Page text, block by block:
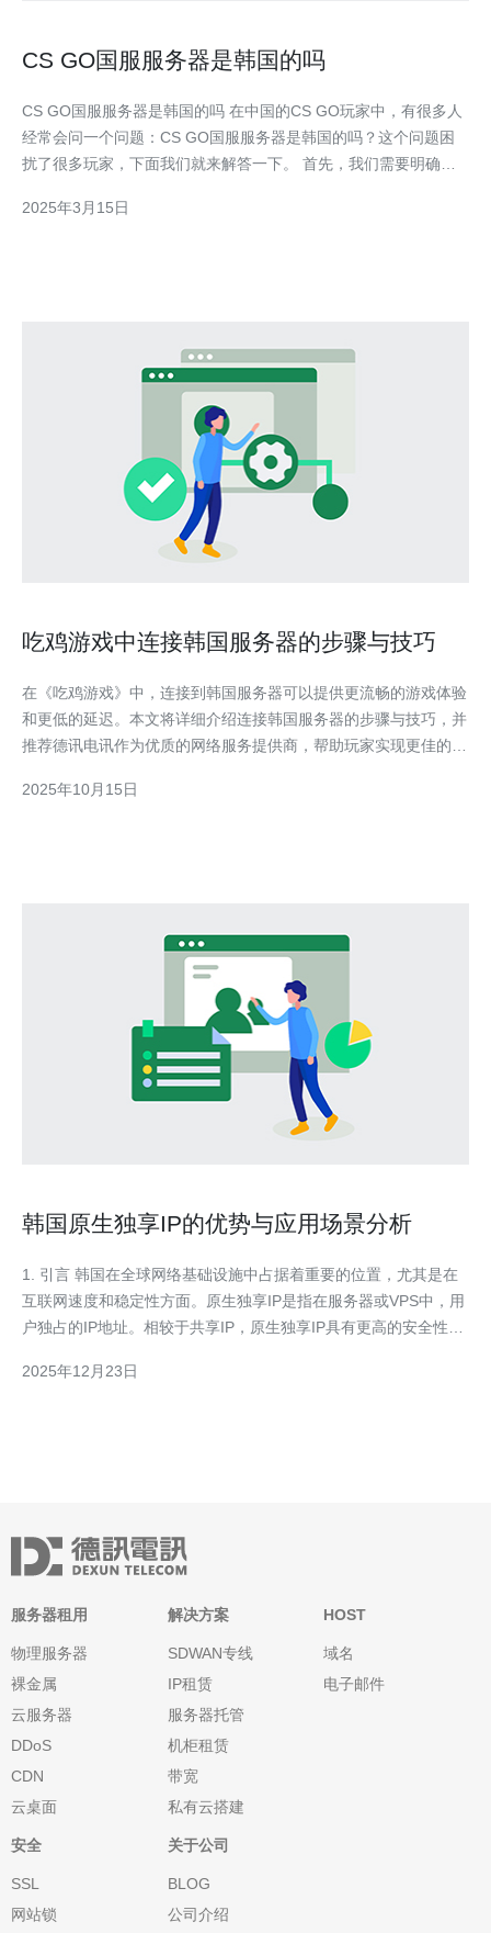
CS GO国服服务器是韩国的吗
CS GO国服服务器是韩国的吗 在中国的CS GO玩家中，有很多人
经常会问一个问题：CS GO国服服务器是韩国的吗？这个问题困
扰了很多玩家，下面我们就来解答一下。 首先，我们需要明确一
公告，CS GO的国服服务器位于中国境内，由中国维护和管理。
2025年3月15日
吃鸡游戏中连接韩国服务器的步骤与技巧
在《吃鸡游戏》中，连接到韩国服务器可以提供更流畅的游戏体验
和更低的延迟。本文将详细介绍连接韩国服务器的步骤与技巧，并
推荐德讯电讯作为优质的网络服务提供商，帮助玩家实现更佳的网
一款合适的网络工具至关重要。通常来说，VPN（虚拟私人网络）
2025年10月15日
韩国原生独享IP的优势与应用场景分析
1. 引言 韩国在全球网络基础设施中占据着重要的位置，尤其是在
互联网速度和稳定性方面。原生独享IP是指在服务器或VPS中，用
户独占的IP地址。相较于共享IP，原生独享IP具有更高的安全性与
2025年12月23日
服务器租用
物理服务器
裸金属
云服务器
DDoS
CDN
云桌面
解决方案
SDWAN专线
IP租赁
服务器托管
机柜租赁
带宽
私有云搭建
HOST
域名
电子邮件
安全
SSL
网站锁
关于公司
BLOG
公司介绍